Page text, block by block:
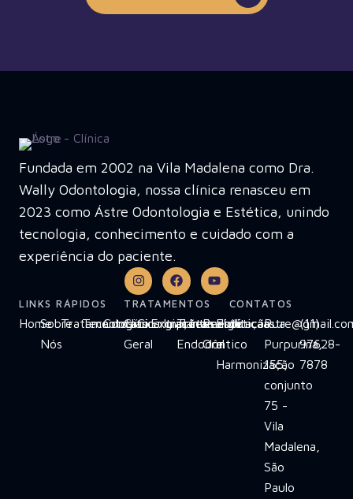
Fundada em 2002 na Vila Madalena como Dra.
Wally Odontologia, nossa clínica renasceu em
2023 como Ástre Odontologia e Estética, unindo
tecnologia, conhecimento e cuidado com a
experiência do paciente.
LINKS RÁPIDOS
HomeSobre
Nós
Tratamentos
Tecnologias
Contato
TRATAMENTOS
Clínica
Geral
Cirurgias
Extrações
Implante
Tratamento
Endodôntico
Invisalign
Reabilitação
Oral
Estética
e
Harmonização
CONTATOS
Rua
Purpurina,
155,
conjunto
75 -
Vila
Madalena,
São
Paulo
(11)
97628-
7878